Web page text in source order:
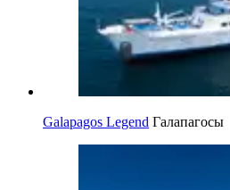
Galapagos Legend Галапагосы